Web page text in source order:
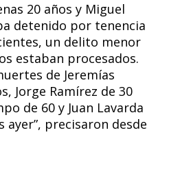
20 años y Miguel
detenido por tenencia
un delito menor
estaban procesados.
de Jeremías
Jorge Ramírez de 30
de 60 y Juan Lavarda
ayer”, precisaron desde